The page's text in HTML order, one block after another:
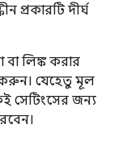
প্রকারটি দীর্ঘ
লিঙ্ক করার
করুন। যেহেতু মূল
সেটিংসের জন্য